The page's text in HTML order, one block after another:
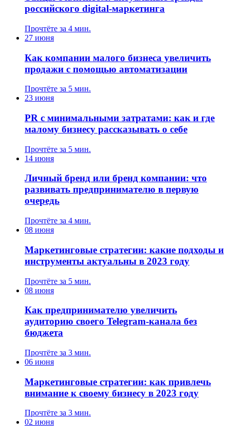
российского digital-маркетинга
Прочтёте за 4 мин.
27 июня
Как компании малого бизнеса увеличить
продажи с помощью автоматизации
Прочтёте за 5 мин.
23 июня
PR с минимальными затратами: как и где
малому бизнесу рассказывать о себе
Прочтёте за 5 мин.
14 июня
Личный бренд или бренд компании: что
развивать предпринимателю в первую
очередь
Прочтёте за 4 мин.
08 июня
Маркетинговые стратегии: какие подходы и
инструменты актуальны в 2023 году
Прочтёте за 5 мин.
08 июня
Как предпринимателю увеличить
аудиторию своего Telegram-канала без
бюджета
Прочтёте за 3 мин.
06 июня
Маркетинговые стратегии: как привлечь
внимание к своему бизнесу в 2023 году
Прочтёте за 3 мин.
02 июня